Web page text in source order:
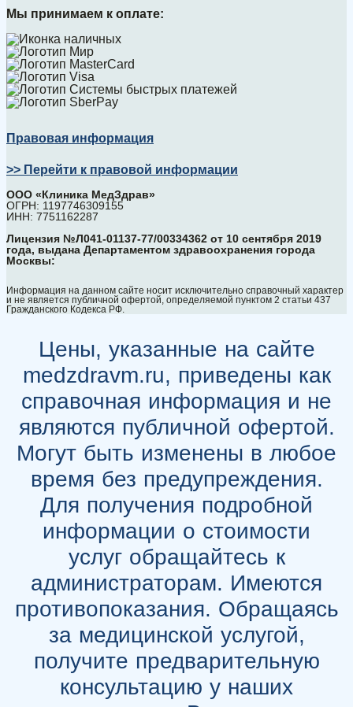
Мы принимаем к оплате:
Правовая информация
>> Перейти к правовой информации
ООО «Клиника МедЗдрав»
ОГРН: 1197746309155
ИНН: 7751162287
Лицензия №Л041-01137-77/00334362 от 10 сентября 2019
года, выдана Департаментом здравоохранения города
Москвы:
Информация на данном сайте носит исключительно справочный характер
и не является публичной офертой, определяемой пунктом 2 статьи 437
Гражданского Кодекса РФ.
Цены, указанные на сайте
medzdravm.ru, приведены как
справочная информация и не
являются публичной офертой.
Могут быть изменены в любое
время без предупреждения.
Для получения подробной
информации о стоимости
услуг обращайтесь к
администраторам. Имеются
противопоказания. Обращаясь
за медицинской услугой,
получите предварительную
консультацию у наших